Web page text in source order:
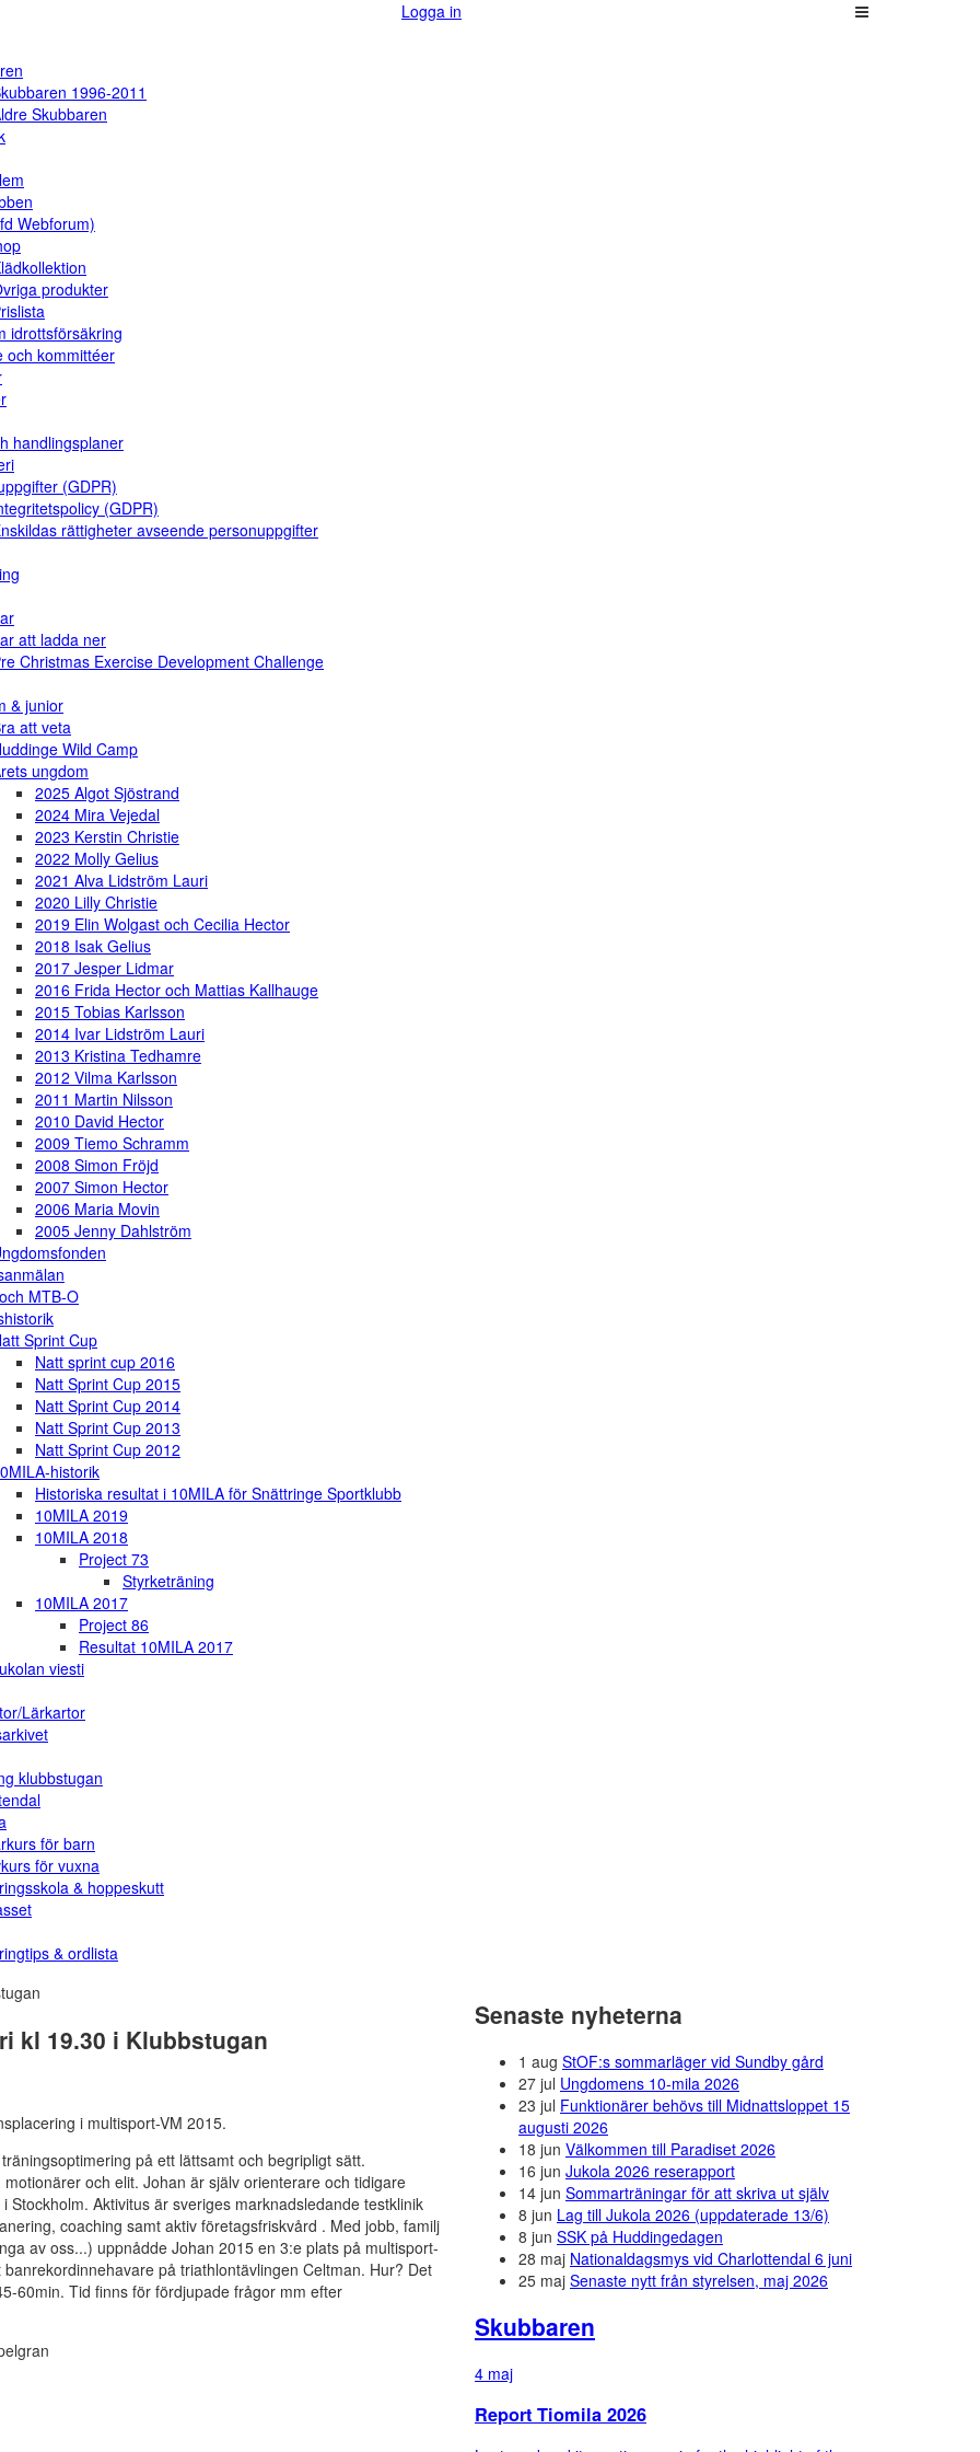
Logga in
1996-2011
Skubbaren
Webforum)
produkter
idrottsförsäkring
och kommittéer
handlingsplaner
(GDPR)
(GDPR)
rättigheter avseende personuppgifter
att ladda ner
Christmas Exercise Development Challenge
& junior
att veta
Wild Camp
ungdom
2025 Algot Sjöstrand
2024 Mira Vejedal
2023 Kerstin Christie
2022 Molly Gelius
2021 Alva Lidström Lauri
2020 Lilly Christie
2019 Elin Wolgast och Cecilia Hector
2018 Isak Gelius
2017 Jesper Lidmar
2016 Frida Hector och Mattias Kallhauge
2015 Tobias Karlsson
2014 Ivar Lidström Lauri
2013 Kristina Tedhamre
2012 Vilma Karlsson
2011 Martin Nilsson
2010 David Hector
2009 Tiemo Schramm
2008 Simon Fröjd
2007 Simon Hector
2006 Maria Movin
2005 Jenny Dahlström
MTB-O
Sprint Cup
Natt sprint cup 2016
Natt Sprint Cup 2015
Natt Sprint Cup 2014
Natt Sprint Cup 2013
Natt Sprint Cup 2012
historik
Historiska resultat i 10MILA för Snättringe Sportklubb
10MILA 2019
10MILA 2018
Project 73
Styrketräning
10MILA 2017
Project 86
Resultat 10MILA 2017
viesti
Lärkartor
klubbstugan
för barn
för vuxna
& hoppeskutt
& ordlista
kl 19.30 i Klubbstugan
i multisport-VM 2015.
på ett lättsamt och begripligt sätt.
och elit. Johan är själv orienterare och tidigare
Aktivitus är sveriges marknadsledande testklinik
coaching samt aktiv företagsfriskvård . Med jobb, familj
av oss...) uppnådde Johan 2015 en 3:e plats på multisport-
på triathlontävlingen Celtman. Hur? Det
60min. Tid finns för fördjupade frågor mm efter
Senaste nyheterna
1 aug StOF:s sommarläger vid Sundby gård
27 jul Ungdomens 10-mila 2026
23 jul Funktionärer behövs till Midnattsloppet 15
augusti 2026
18 jun Välkommen till Paradiset 2026
16 jun Jukola 2026 reserapport
14 jun Sommarträningar för att skriva ut själv
8 jun Lag till Jukola 2026 (uppdaterade 13/6)
8 jun SSK på Huddingedagen
28 maj Nationaldagsmys vid Charlottendal 6 juni
25 maj Senaste nytt från styrelsen, maj 2026
Skubbaren
4 maj
Report Tiomila 2026